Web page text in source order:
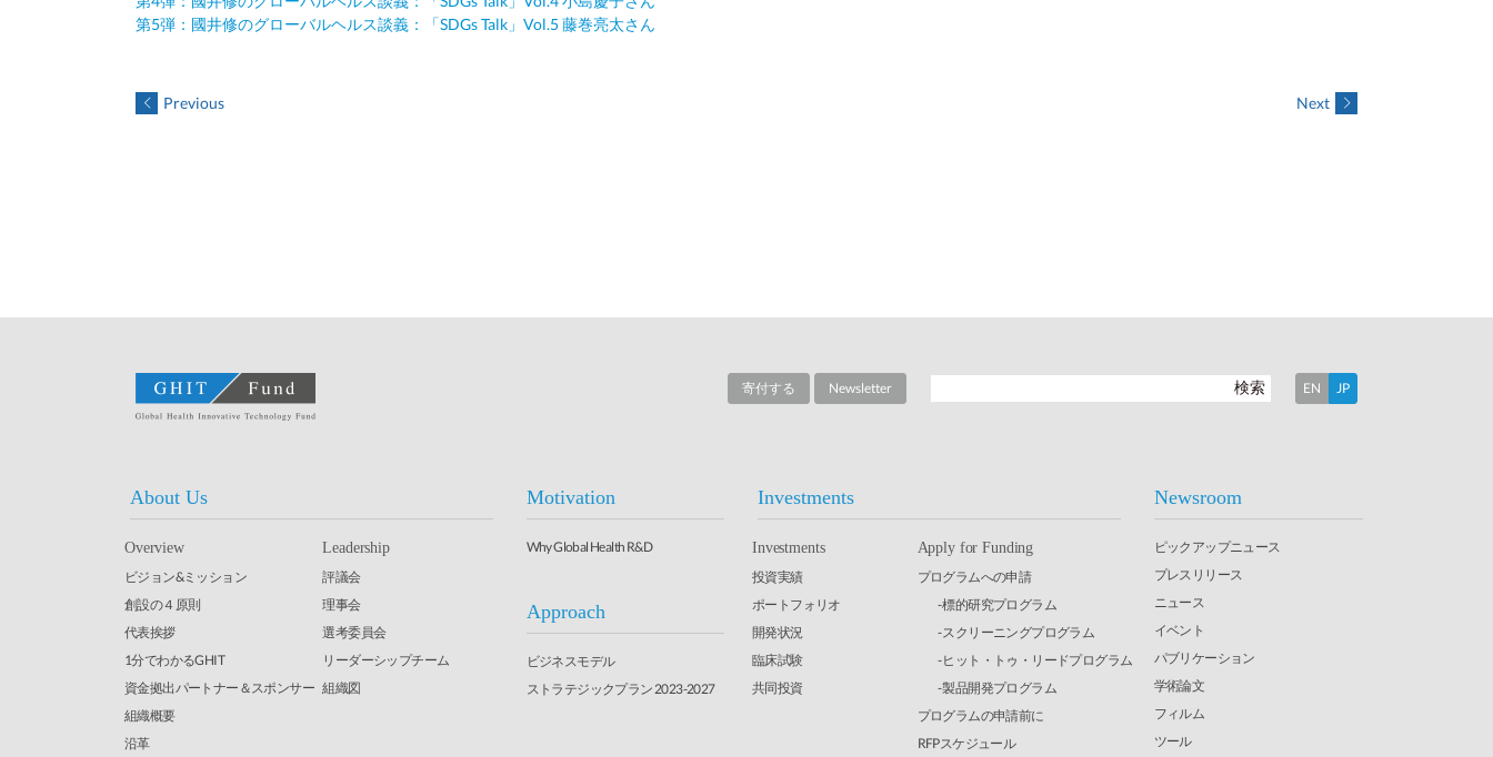
第5弾：國井修のグローバルヘルス談義：「SDGs Talk」Vol.5 藤巻亮太さん
Previous Next
寄付する Newsletter 検索 EN JP
About Us
Overview
ビジョン&ミッション
創設の４原則
代表挨拶
1分でわかるGHIT
資金拠出パートナー＆スポンサー
組織概要
沿革
Leadership
評議会
理事会
選考委員会
リーダーシップチーム
組織図
Motivation
Why Global Health R&D
Approach
ビジネスモデル
ストラテジックプラン 2023-2027
Investments
Investments
投資実績
ポートフォリオ
開発状況
臨床試験
共同投資
Apply for Funding
プログラムへの申請
- 標的研究プログラム
- スクリーニングプログラム
- ヒット・トゥ・リードプログラム
- 製品開発プログラム
プログラムの申請前に
RFPスケジュール
Newsroom
ピックアップニュース
プレスリリース
ニュース
イベント
パブリケーション
学術論文
フィルム
ツール